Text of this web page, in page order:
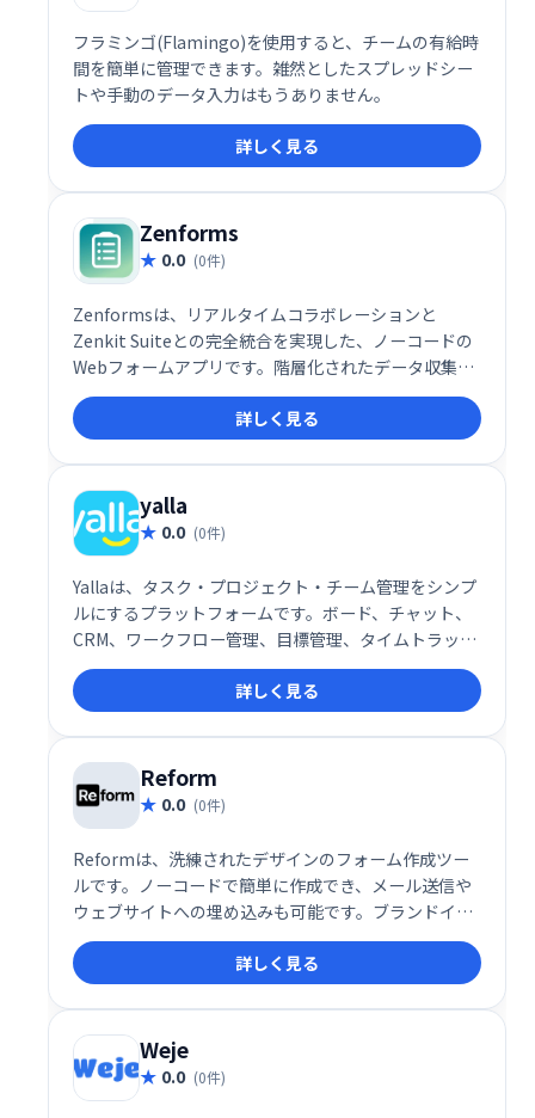
フラミンゴ(Flamingo)を使用すると、チームの有給時
間を簡単に管理できます。雑然としたスプレッドシー
トや手動のデータ入力はもうありません。
詳しく見る
Zenforms
0.0 (0件)
Zenformsは、リアルタイムコラボレーションと
Zenkit Suiteとの完全統合を実現した、ノーコードの
Webフォームアプリです。階層化されたデータ収集を
サブフォームで実現し、効率的な情報収集を可能にし
ます。複雑なフォームも簡単に作成でき、チームでの
共同作業にも最適です。
詳しく見る
yalla
0.0 (0件)
Yallaは、タスク・プロジェクト・チーム管理をシンプ
ルにするプラットフォームです。ボード、チャット、
CRM、ワークフロー管理、目標管理、タイムトラッキ
ング、ガントチャートなど、必要な機能を網羅。直感
的な操作性で、チームの生産性向上と円滑な連携を実
現します。
詳しく見る
Reform
0.0 (0件)
Reformは、洗練されたデザインのフォーム作成ツー
ルです。ノーコードで簡単に作成でき、メール送信や
ウェブサイトへの埋め込みも可能です。ブランドイメ
ージに合わせたフォームを迅速に作成し、効率的な情
報収集を実現します。詳しく見る
Weje
0.0 (0件)